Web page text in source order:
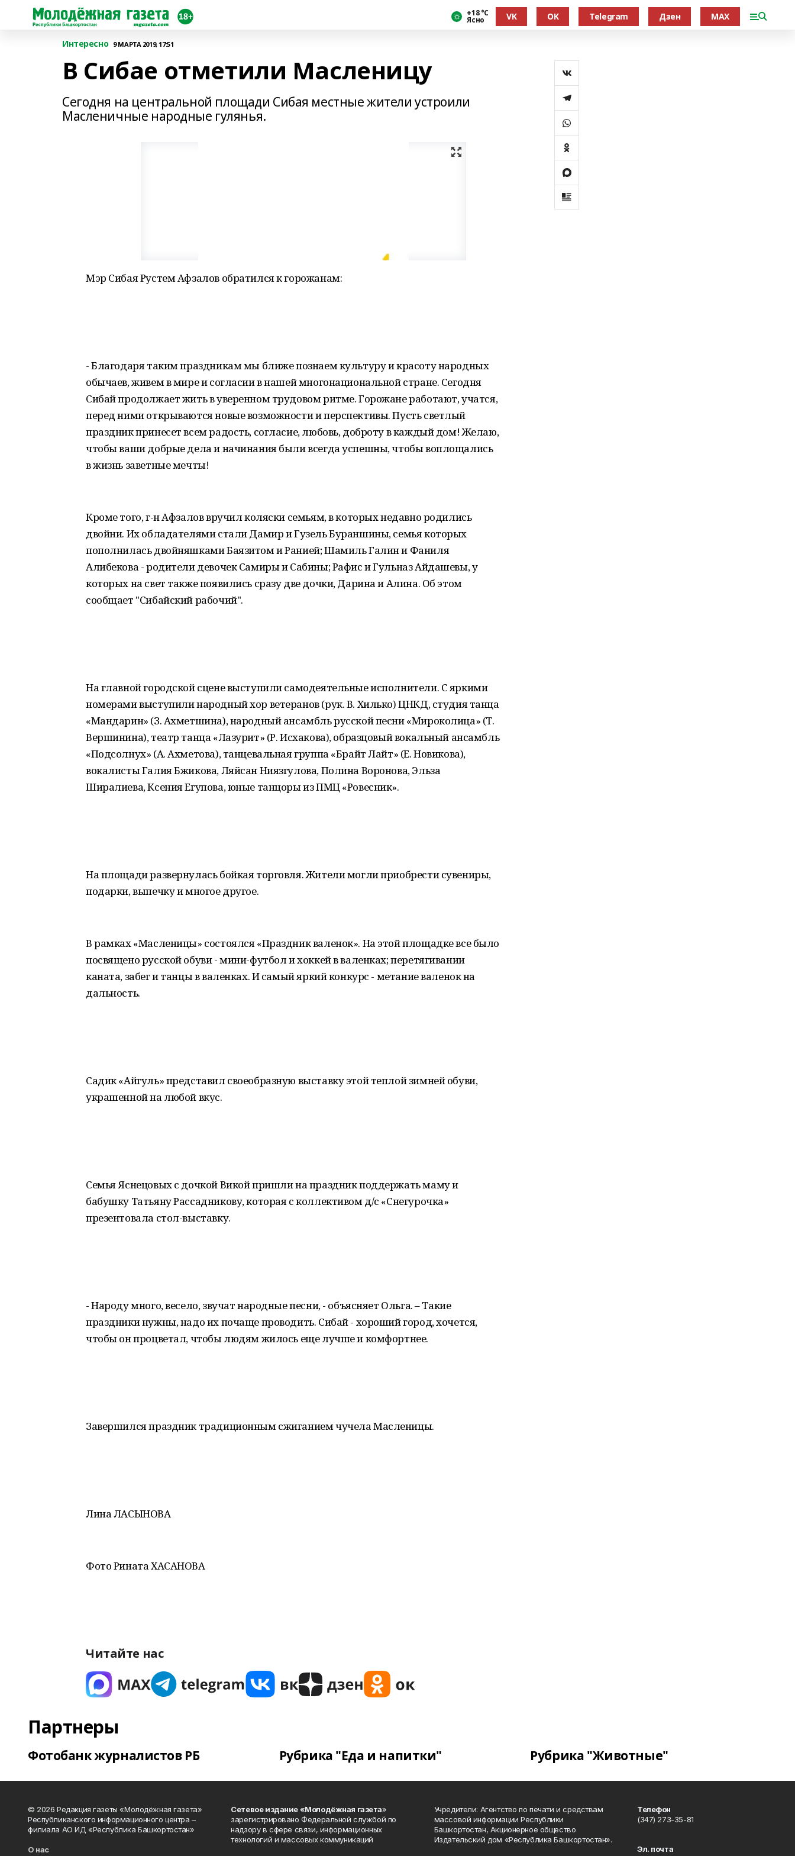
+18 °С
Ясно VK OK Telegram Дзен MAX
Интересно 9 МАРТА 2019, 17:51
В Сибае отметили Масленицу
Сегодня на центральной площади Сибая местные жители устроили
Масленичные народные гулянья.
Мэр Сибая Рустем Афзалов обратился к горожанам:
- Благодаря таким праздникам мы ближе познаем культуру и красоту народных
обычаев, живем в мире и согласии в нашей многонациональной стране. Сегодня
Сибай продолжает жить в уверенном трудовом ритме. Горожане работают, учатся,
перед ними открываются новые возможности и перспективы. Пусть светлый
праздник принесет всем радость, согласие, любовь, доброту в каждый дом! Желаю,
чтобы ваши добрые дела и начинания были всегда успешны, чтобы воплощались
в жизнь заветные мечты!
Кроме того, г-н Афзалов вручил коляски семьям, в которых недавно родились
двойни. Их обладателями стали Дамир и Гузель Бураншины, семья которых
пополнилась двойняшками Баязитом и Ранией; Шамиль Галин и Фаниля
Алибекова - родители девочек Самиры и Сабины; Рафис и Гульназ Айдашевы, у
которых на свет также появились сразу две дочки, Дарина и Алина. Об этом
сообщает "Сибайский рабочий".
На главной городской сцене выступили самодеятельные исполнители. С яркими
номерами выступили народный хор ветеранов (рук. В. Хилько) ЦНКД, студия танца
«Мандарин» (З. Ахметшина), народный ансамбль русской песни «Мироколица» (Т.
Вершинина), театр танца «Лазурит» (Р. Исхакова), образцовый вокальный ансамбль
«Подсолнух» (А. Ахметова), танцевальная группа «Брайт Лайт» (Е. Новикова),
вокалисты Галия Бжикова, Ляйсан Ниязгулова, Полина Воронова, Эльза
Ширалиева, Ксения Егупова, юные танцоры из ПМЦ «Ровесник».
На площади развернулась бойкая торговля. Жители могли приобрести сувениры,
подарки, выпечку и многое другое.
В рамках «Масленицы» состоялся «Праздник валенок». На этой площадке все было
посвящено русской обуви - мини-футбол и хоккей в валенках; перетягивании
каната, забег и танцы в валенках. И самый яркий конкурс - метание валенок на
дальность.
Садик «Айгуль» представил своеобразную выставку этой теплой зимней обуви,
украшенной на любой вкус.
Семья Яснецовых с дочкой Викой пришли на праздник поддержать маму и
бабушку Татьяну Рассадникову, которая с коллективом д/с «Снегурочка»
презентовала стол-выставку.
- Народу много, весело, звучат народные песни, - объясняет Ольга. – Такие
праздники нужны, надо их почаще проводить. Сибай - хороший город, хочется,
чтобы он процветал, чтобы людям жилось еще лучше и комфортнее.
Завершился праздник традиционным сжиганием чучела Масленицы.
Лина ЛАСЫНОВА
Фото Рината ХАСАНОВА
Читайте нас
Партнеры
Фотобанк журналистов РБ Рубрика "Еда и напитки" Рубрика "Животные"
© 2026 Редакция газеты «Молодёжная газета»
Республиканского информационного центра –
филиала АО ИД «Республика Башкортостан»
О нас
Сетевое издание «Молодёжная газета»
зарегистрировано Федеральной службой по
надзору в сфере связи, информационных
технологий и массовых коммуникаций
Учредители: Агентство по печати и средствам
массовой информации Республики
Башкортостан, Акционерное общество
Издательский дом «Республика Башкортостан».
Телефон
(347) 273-35-81
Эл. почта